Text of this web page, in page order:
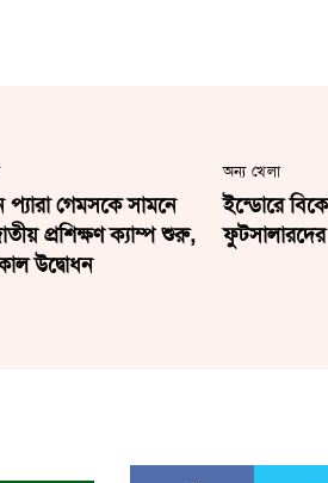
প্যারা গেমসকে সামনে
প্রশিক্ষণ ক্যাম্প শুরু,
উদ্বোধন
অন্য খেলা
ইন্ডোরে